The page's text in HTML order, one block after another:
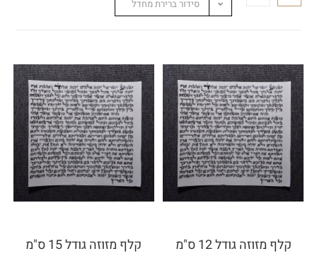
סידור ברירת מחדל
קלף מזוזה גודל 12 ס"מ קלף מזוזה גודל 15 ס"מ